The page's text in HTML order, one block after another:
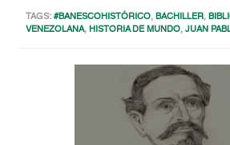
TAGS:#BANESCOHISTÓRICO,BACHILLER,
VENEZOLANA,HISTORIA DE MUNDO,JUAN